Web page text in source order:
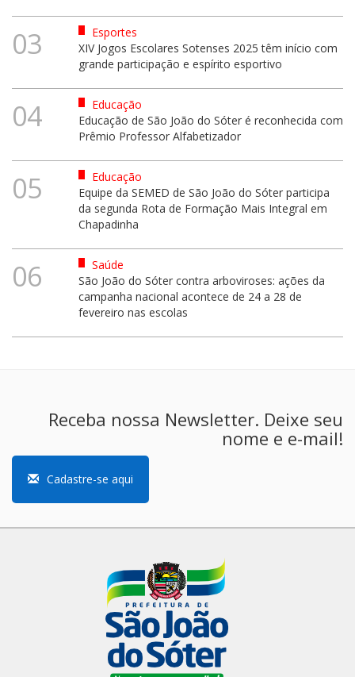
03
Esportes
XIV Jogos Escolares Sotenses 2025 têm início com
grande participação e espírito esportivo
04
Educação
Educação de São João do Sóter é reconhecida com
Prêmio Professor Alfabetizador
05
Educação
Equipe da SEMED de São João do Sóter participa
da segunda Rota de Formação Mais Integral em
Chapadinha
06
Saúde
São João do Sóter contra arboviroses: ações da
campanha nacional acontece de 24 a 28 de
fevereiro nas escolas
Receba nossa Newsletter. Deixe seu
nome e e-mail!
Cadastre-se aqui